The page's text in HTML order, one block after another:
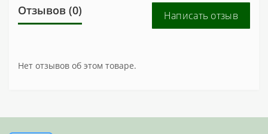
Отзывов (0) Написать отзыв
Нет отзывов об этом товаре.